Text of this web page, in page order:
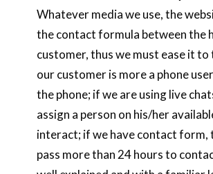
Whatever media we use, the
the contact formula between the
customer, thus we must ease it
our customer is more a phone
the phone; if we are using live
assign a person on his/her
interact; if we have contact form,
pass more than 24 hours to